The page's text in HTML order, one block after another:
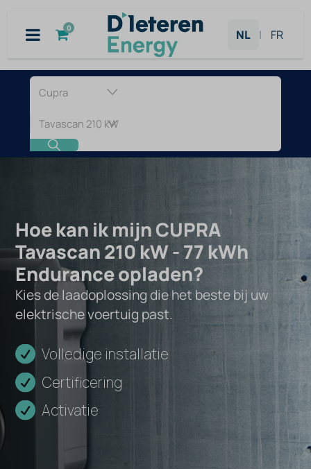
0 NL | FR
Laadpaal
voor
CUPRA
210
kW
77
kWh
Endurance
Hoe kan ik mijn CUPRA
Tavascan 210 kW - 77 kWh
Endurance opladen?
Kies de laadoplossing die het beste bij uw
elektrische voertuig past.
Volledige installatie
Certificering
Activatie